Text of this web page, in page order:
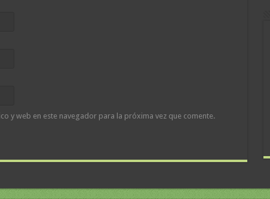
y web en este navegador para la próxima vez que comente.